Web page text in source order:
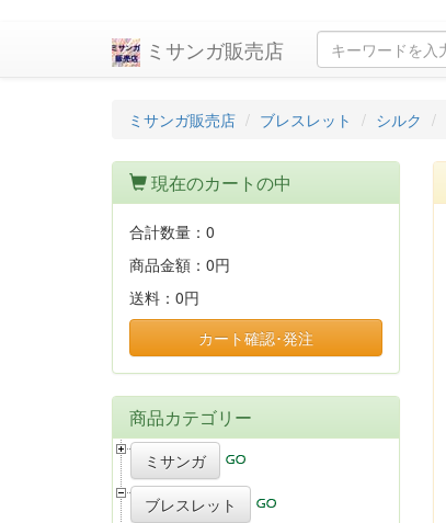
ミサンガ販売店
ミサンガ販売店 ブレスレット シルク
現在のカートの中
合計数量： 0
商品金額： 0円
送料： 0円
カート確認･発注
商品カテゴリー
ミサンガ
ブレスレット